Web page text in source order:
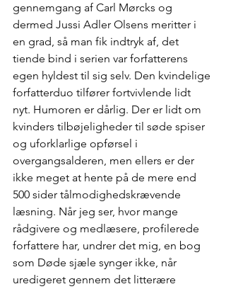
gennemgang af Carl Mørcks og
dermed Jussi Adler Olsens meritter i
en grad, så man fik indtryk af, det
tiende bind i serien var forfatterens
egen hyldest til sig selv. Den kvindelige
forfatterduo tilfører fortvivlende lidt
nyt. Humoren er dårlig. Der er lidt om
kvinders tilbøjeligheder til søde spiser
og uforklarlige opførsel i
overgangsalderen, men ellers er der
ikke meget at hente på de mere end
500 sider tålmodighedskrævende
læsning. Når jeg ser, hvor mange
rådgivere og medlæsere, profilerede
forfattere har, undrer det mig, en bog
som Døde sjæle synger ikke, når
uredigeret gennem det litterære